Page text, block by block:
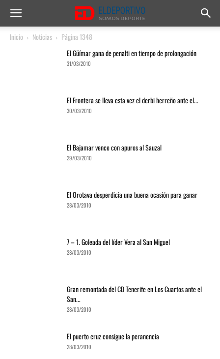
Inicio Noticias
Página 1348
El Güímar gana de penalti en tiempo de prolongación
31/03/2010
El Frontera se lleva esta vez el derbi herreño ante el...
30/03/2010
El Bajamar vence con apuros al Sauzal
29/03/2010
El Orotava desperdicia una buena ocasión para ganar
28/03/2010
7 – 1. Goleada del líder Vera al San Miguel
28/03/2010
Gran remontada del CD Tenerife en Los Cuartos ante el
San...
28/03/2010
El puerto cruz consigue la peranencia
28/03/2010